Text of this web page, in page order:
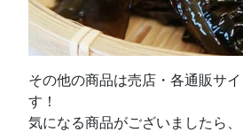
その他の商品は売店・各通販サ
す！
気になる商品がございましたら